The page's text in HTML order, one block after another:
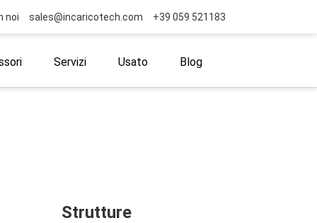
noi sales@incaricotech.com +39 059 521183
Servizi Usato Blog
Strutture